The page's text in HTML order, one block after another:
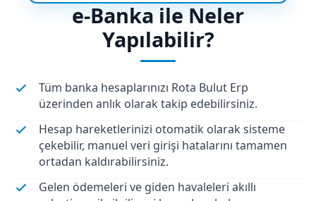
e-Banka ile Neler
Yapılabilir?
Tüm banka hesaplarınızı Rota Bulut Erp
üzerinden anlık olarak takip edebilirsiniz.
Hesap hareketlerinizi otomatik olarak sisteme
çekebilir, manuel veri girişi hatalarını tamamen
ortadan kaldırabilirsiniz.
Gelen ödemeleri ve giden havaleleri akıllı